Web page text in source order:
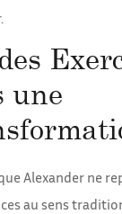
une
Alexander ne
au sens